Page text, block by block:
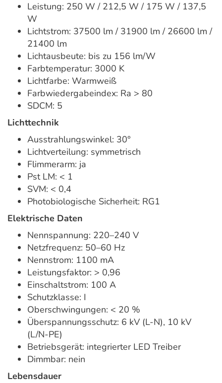
Leistung: 250 W / 212,5 W / 175 W / 137,5
W
Lichtstrom: 37500 lm / 31900 lm / 26600 lm /
21400 lm
Lichtausbeute: bis zu 156 lm/W
Farbtemperatur: 3000 K
Lichtfarbe: Warmweiß
Farbwiedergabeindex: Ra > 80
SDCM: 5
Lichttechnik
Ausstrahlungswinkel: 30°
Lichtverteilung: symmetrisch
Flimmerarm: ja
Pst LM: < 1
SVM: < 0,4
Photobiologische Sicherheit: RG1
Elektrische Daten
Nennspannung: 220–240 V
Netzfrequenz: 50–60 Hz
Nennstrom: 1100 mA
Leistungsfaktor: > 0,96
Einschaltstrom: 100 A
Schutzklasse: I
Oberschwingungen: < 20 %
Überspannungsschutz: 6 kV (L-N), 10 kV
(L/N-PE)
Betriebsgerät: integrierter LED Treiber
Dimmbar: nein
Lebensdauer